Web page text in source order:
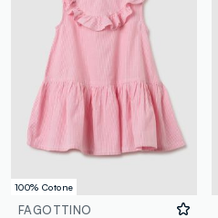
100% Cotone
FAGOTTINO